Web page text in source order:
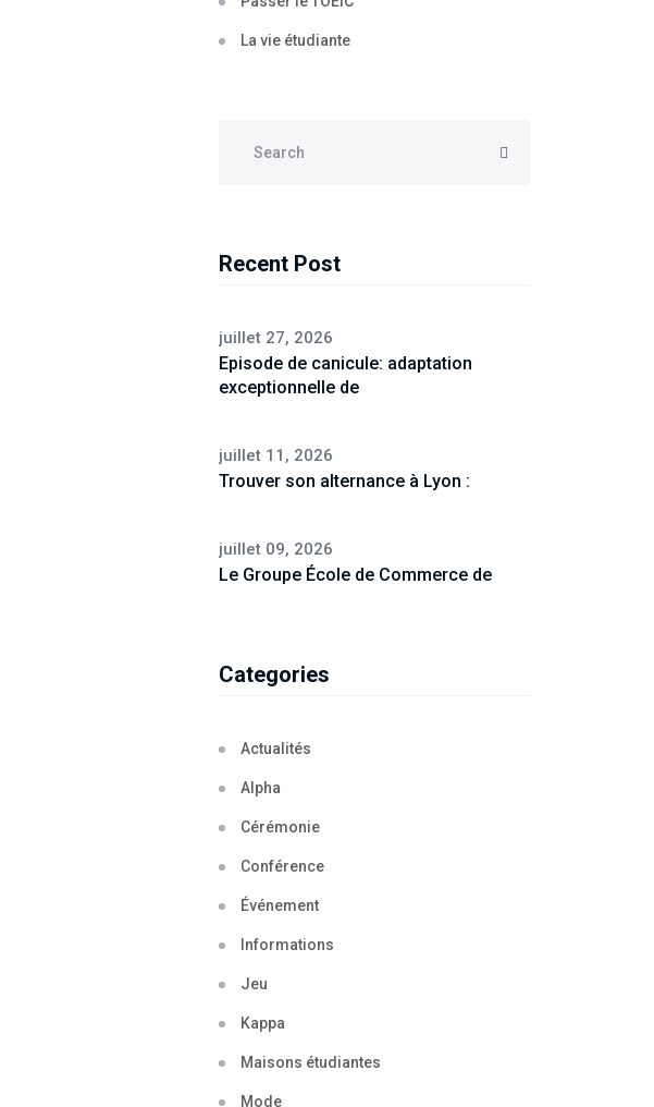
La vie étudiante
Recent Post
juillet 27, 2026
Episode de canicule: adaptation
exceptionnelle de
juillet 11, 2026
Trouver son alternance à Lyon :
juillet 09, 2026
Le Groupe École de Commerce de
Categories
Actualités
Alpha
Cérémonie
Conférence
Événement
Informations
Jeu
Kappa
Maisons étudiantes
Mode